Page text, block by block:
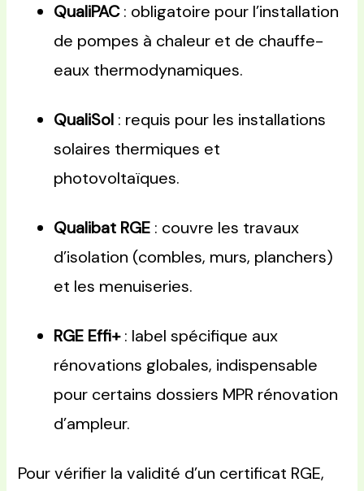
QualiPAC: obligatoire pour l’installation
de pompes à chaleur et de chauffe-
eaux thermodynamiques.
QualiSol : requis pour les installations
solaires thermiques et
photovoltaïques.
Qualibat RGE : couvre les travaux
d’isolation (combles, murs, planchers)
et les menuiseries.
RGE Effi+: label spécifique aux
rénovations globales, indispensable
pour certains dossiers MPR rénovation
d’ampleur.
Pour vérifier la validité d’un certificat RGE,